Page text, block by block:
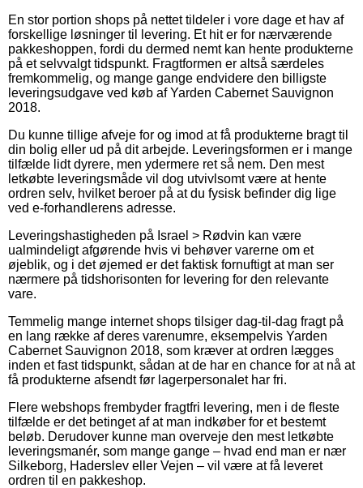
En stor portion shops på nettet tildeler i vore dage et hav af
forskellige løsninger til levering. Et hit er for nærværende
pakkeshoppen, fordi du dermed nemt kan hente produkterne
på et selvvalgt tidspunkt. Fragtformen er altså særdeles
fremkommelig, og mange gange endvidere den billigste
leveringsudgave ved køb af Yarden Cabernet Sauvignon
2018.
Du kunne tillige afveje for og imod at få produkterne bragt til
din bolig eller ud på dit arbejde. Leveringsformen er i mange
tilfælde lidt dyrere, men ydermere ret så nem. Den mest
letkøbte leveringsmåde vil dog utvivlsomt være at hente
ordren selv, hvilket beroer på at du fysisk befinder dig lige
ved e-forhandlerens adresse.
Leveringshastigheden på Israel > Rødvin kan være
ualmindeligt afgørende hvis vi behøver varerne om et
øjeblik, og i det øjemed er det faktisk fornuftigt at man ser
nærmere på tidshorisonten for levering for den relevante
vare.
Temmelig mange internet shops tilsiger dag-til-dag fragt på
en lang række af deres varenumre, eksempelvis Yarden
Cabernet Sauvignon 2018, som kræver at ordren lægges
inden et fast tidspunkt, sådan at de har en chance for at nå at
få produkterne afsendt før lagerpersonalet har fri.
Flere webshops frembyder fragtfri levering, men i de fleste
tilfælde er det betinget af at man indkøber for et bestemt
beløb. Derudover kunne man overveje den mest letkøbte
leveringsmanér, som mange gange – hvad end man er nær
Silkeborg, Haderslev eller Vejen – vil være at få leveret
ordren til en pakkeshop.